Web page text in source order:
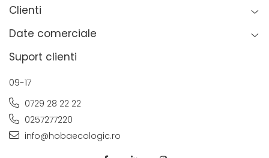
Clienti
Date comerciale
Suport clienti
09-17
0729 28 22 22
0257277220
info@hobaecologic.ro